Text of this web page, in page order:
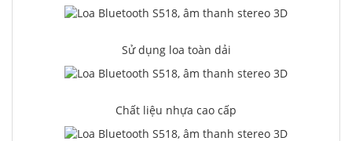
Sử dụng loa toàn dải
Chất liệu nhựa cao cấp